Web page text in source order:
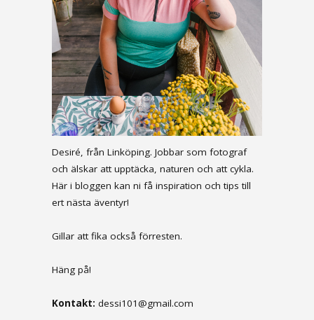
Desiré, från Linköping. Jobbar som fotograf
och älskar att upptäcka, naturen och att cykla.
Här i bloggen kan ni få inspiration och tips till
ert nästa äventyr!
Gillar att fika också förresten.
Häng på!
Kontakt: dessi101@gmail.com